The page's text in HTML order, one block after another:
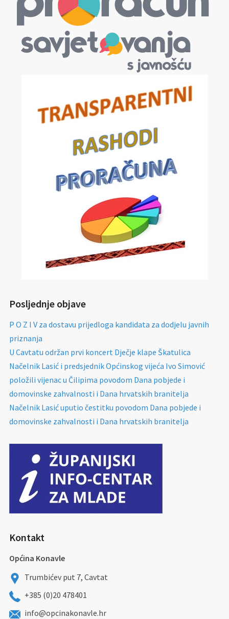
Posljednje objave
P O Z I V za dostavu prijedloga kandidata za dodjelu javnih
priznanja
U Cavtatu održan prvi koncert Dječje klape Škatulica
Načelnik Lasić i predsjednik Općinskog vijeća Ivo Simović
položili vijenac u Čilipima povodom Dana pobjede i
domovinske zahvalnosti i Dana hrvatskih branitelja
Načelnik Lasić uputio čestitku povodom Dana pobjede i
domovinske zahvalnosti i Dana hrvatskih branitelja
Kontakt
Općina Konavle
Trumbićev put 7, Cavtat
+385 (0)20 478401
info@opcinakonavle.hr